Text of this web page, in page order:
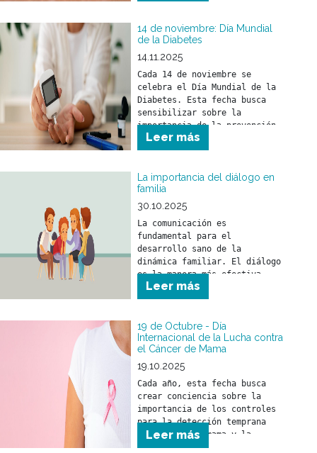
herramienta en la práctica
14 de noviembre: Día Mundial
de la Diabetes
14.11.2025
Cada 14 de noviembre se
celebra el Día Mundial de la
Diabetes. Esta fecha busca
sensibilizar sobre la
importancia de la prevención,
detección precoz y el
tratamiento de la diabetes.
Leer más
La importancia del diálogo en
familia
30.10.2025
La comunicación es
fundamental para el
desarrollo sano de la
dinámica familiar. El diálogo
es la manera más efectiva
para compartir ideas,
opiniones y sentimientos.
Leer más
19 de Octubre - Día
Internacional de la Lucha contra
el Cáncer de Mama
19.10.2025
Cada año, esta fecha busca
crear conciencia sobre la
importancia de los controles
para la detección temprana
del cáncer de mama y la
relevancia de un tratamiento
Leer más